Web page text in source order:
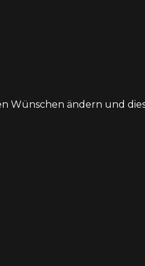
Wünschen ändern und